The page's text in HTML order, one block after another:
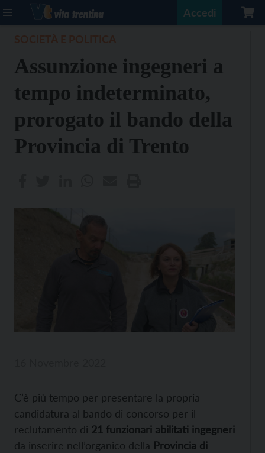
Accedi
Assunzione ingegneri a
tempo indeterminato,
prorogato il bando della
Provincia di Trento
C’è più tempo per presentare la propria
candidatura al bando di concorso per il
reclutamento di 21 funzionari abilitati ingegneri
da inserire nell’organico della Provincia di